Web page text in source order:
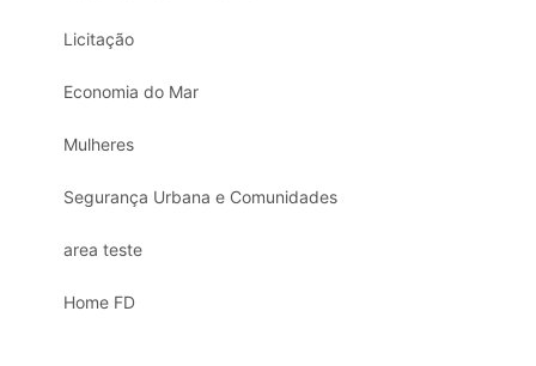
Licitação
Economia do Mar
Mulheres
Segurança Urbana e Comunidades
area teste
Home FD